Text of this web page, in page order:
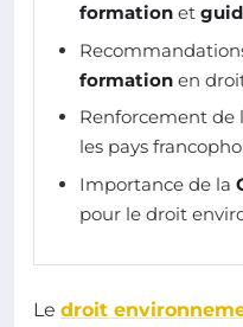
formation et
formation en
Renforcement de
les pays
Importance de la
pour le droit
Le droit